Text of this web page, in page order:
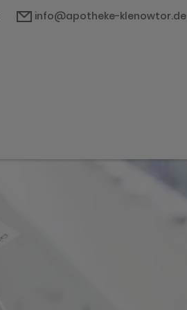
info@apotheke-klenowtor.de